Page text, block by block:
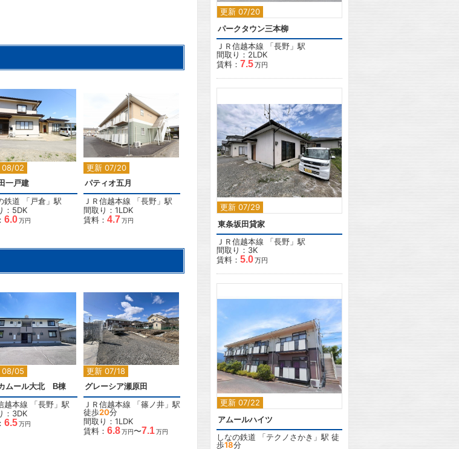
08/02
2
一戸建
鉄道 「戸倉 」駅
：5DK
6.0万円
更新 07/20
2
パティオ五月
ＪＲ信越本線 「長野 」駅
間取り：1LDK
賃料： 4.7万円
08/05
2
ムール大北 B棟
越本線 「長野 」駅
：3DK
6.5万円
更新 07/18
2
グレーシア瀬原田
ＪＲ信越本線 「篠ノ井 」駅
徒歩20分
間取り：1LDK
賃料： 6.8万円〜7.1万円
更新 07/20
パークタウン三本柳
ＪＲ信越本線 「長野 」駅
間取り：2LDK
賃料： 7.5万円
更新 07/29
東条坂田貸家
ＪＲ信越本線 「長野 」駅
間取り：3K
賃料： 5.0万円
更新 07/22
2
アムールハイツ
しなの鉄道 「テクノさかき 」駅 徒
歩18分